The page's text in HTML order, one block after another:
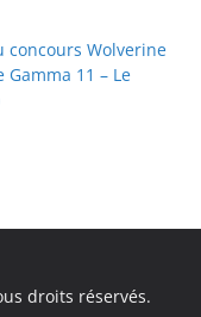
concours Wolverine
Gamma 11 – Le
droits réservés.